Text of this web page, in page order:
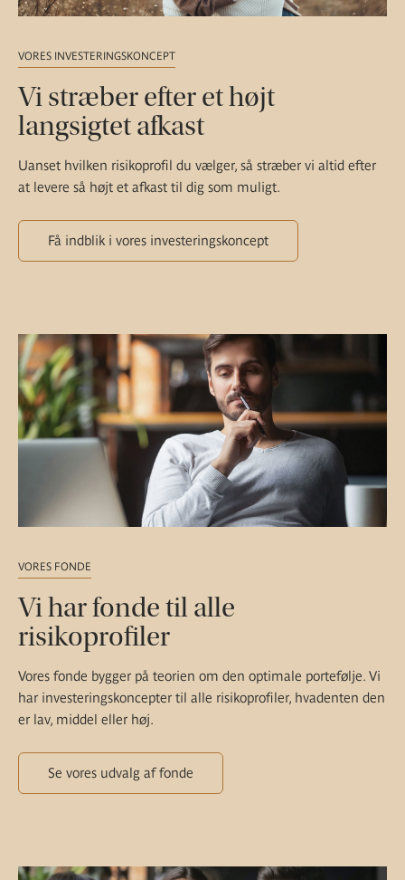
VORES INVESTERINGSKONCEPT
Vi stræber efter et højt
langsigtet afkast
Uanset hvilken risikoprofil du vælger, så stræber vi altid efter
at levere så højt et afkast til dig som muligt.
Få indblik i vores investeringskoncept
VORES FONDE
Vi har fonde til alle
risikoprofiler
Vores fonde bygger på teorien om den optimale portefølje. Vi
har investeringskoncepter til alle risikoprofiler, hvadenten den
er lav, middel eller høj.
Se vores udvalg af fonde